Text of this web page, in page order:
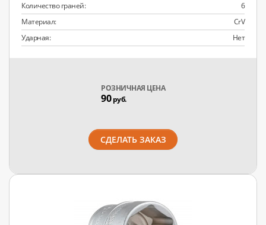
Количество граней:
6
Материал:
CrV
Ударная:
Нет
РОЗНИЧНАЯ ЦЕНА
90руб.
СДЕЛАТЬ ЗАКАЗ